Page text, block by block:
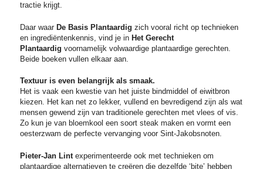
tractie krijgt.
Daar waar De Basis Plantaardig zich vooral richt op technieken
en ingrediëntenkennis, vind je in Het Gerecht
Plantaardig voornamelijk volwaardige plantaardige gerechten.
Beide boeken vullen elkaar aan.
Textuur is even belangrijk als smaak.
Het is vaak een kwestie van het juiste bindmiddel of eiwitbron
kiezen. Het kan net zo lekker, vullend en bevredigend zijn als wat
mensen gewend zijn van traditionele gerechten met vlees of vis.
Zo kun je van bloemkool een soort steak maken en vormt een
oesterzwam de perfecte vervanging voor Sint-Jakobsnoten.
Pieter-Jan Lintexperimenteerde ook met technieken om
plantaardige alternatieven te creëren die dezelfde ‘bite’ hebben